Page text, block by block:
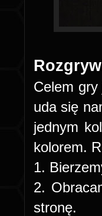
Celem
uda się
jednym
kolorem.
1.
2.
stronę.